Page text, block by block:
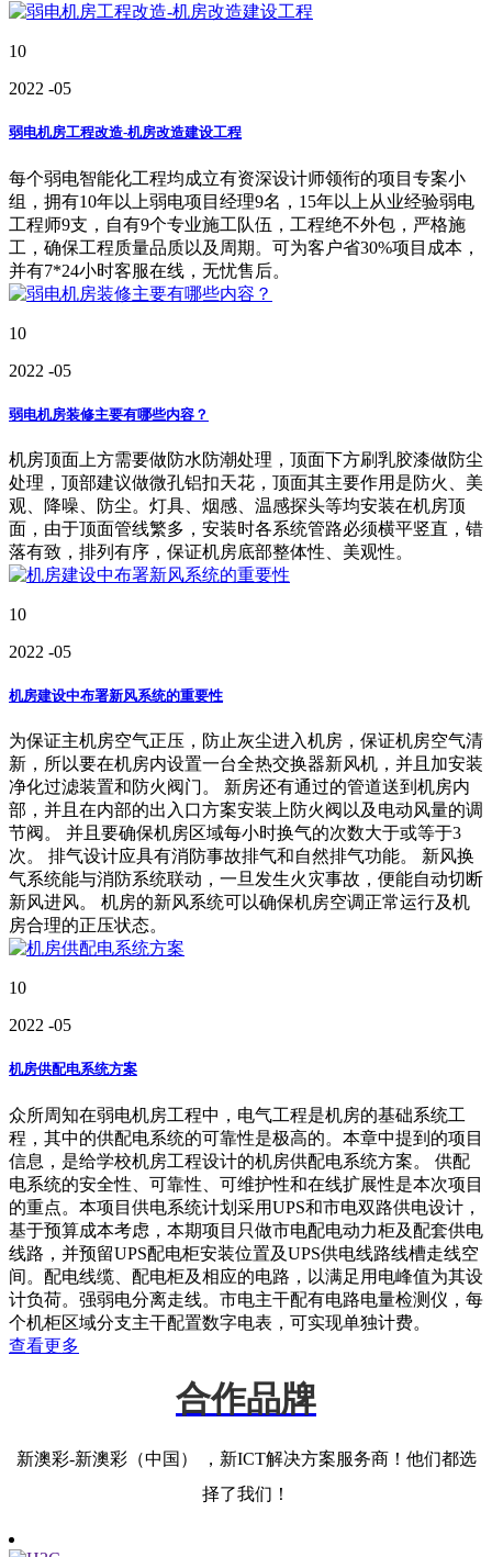
10
2022 -05
弱电机房工程改造-机房改造建设工程
每个弱电智能化工程均成立有资深设计师领衔的项目专案小
组，拥有10年以上弱电项目经理9名，15年以上从业经验弱电
工程师9支，自有9个专业施工队伍，工程绝不外包，严格施
工，确保工程质量品质以及周期。可为客户省30%项目成本，
并有7*24小时客服在线，无忧售后。
10
2022 -05
弱电机房装修主要有哪些内容？
机房顶面上方需要做防水防潮处理，顶面下方刷乳胶漆做防尘
处理，顶部建议做微孔铝扣天花，顶面其主要作用是防火、美
观、降噪、防尘。灯具、烟感、温感探头等均安装在机房顶
面，由于顶面管线繁多，安装时各系统管路必须横平竖直，错
落有致，排列有序，保证机房底部整体性、美观性。
10
2022 -05
机房建设中布署新风系统的重要性
为保证主机房空气正压，防止灰尘进入机房，保证机房空气清
新，所以要在机房内设置一台全热交换器新风机，并且加安装
净化过滤装置和防火阀门。 新房还有通过的管道送到机房内
部，并且在内部的出入口方案安装上防火阀以及电动风量的调
节阀。 并且要确保机房区域每小时换气的次数大于或等于3
次。 排气设计应具有消防事故排气和自然排气功能。 新风换
气系统能与消防系统联动，一旦发生火灾事故，便能自动切断
新风进风。 机房的新风系统可以确保机房空调正常运行及机
房合理的正压状态。
10
2022 -05
机房供配电系统方案
众所周知在弱电机房工程中，电气工程是机房的基础系统工
程，其中的供配电系统的可靠性是极高的。本章中提到的项目
信息，是给学校机房工程设计的机房供配电系统方案。 供配
电系统的安全性、可靠性、可维护性和在线扩展性是本次项目
的重点。本项目供电系统计划采用UPS和市电双路供电设计，
基于预算成本考虑，本期项目只做市电配电动力柜及配套供电
线路，并预留UPS配电柜安装位置及UPS供电线路线槽走线空
间。配电线缆、配电柜及相应的电路，以满足用电峰值为其设
计负荷。强弱电分离走线。市电主干配有电路电量检测仪，每
个机柜区域分支主干配置数字电表，可实现单独计费。
查看更多
合作品牌
新澳彩-新澳彩（中国） ，新ICT解决方案服务商！他们都选
择了我们！